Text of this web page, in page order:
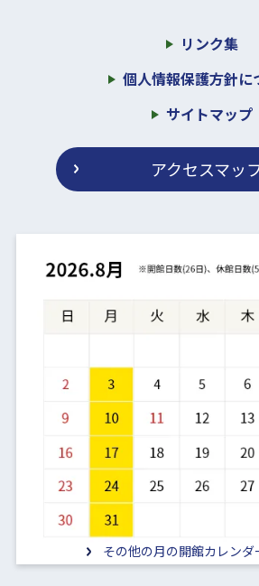
リンク集
個人情報保護方針に
サイトマップ
その他の月の開館カレンダ
アクセスマッ